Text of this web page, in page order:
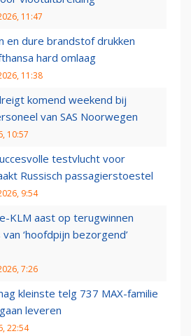
11:47
en dure brandstof drukken
hard omlaag
11:38
komend weekend bij
van SAS Noorwegen
10:57
testvlucht voor
Russisch passagierstoestel
9:54
KLM aast op terugwinnen
‘hoofdpijn bezorgend’
7:26
kleinste telg 737 MAX-familie
leveren
22:54